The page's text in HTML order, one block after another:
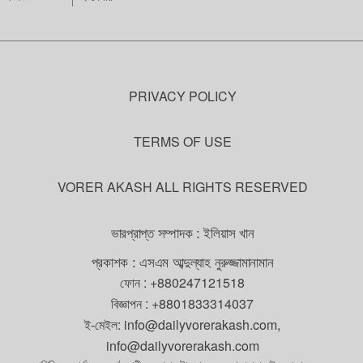
PRIVACY POLICY
TERMS OF USE
VORER AKASH ALL RIGHTS RESERVED
ভারপ্রাপ্ত সম্পাদক : ইলিয়াস খান
প্রকাশক : এসএম আব্দুল্যাহ নুরুজ্জামানামান
ফোন : +880247121518
বিজ্ঞাপন : +8801833314037
ই-মেইল: info@dailyvorerakash.com,
info@dailyvorerakash.com